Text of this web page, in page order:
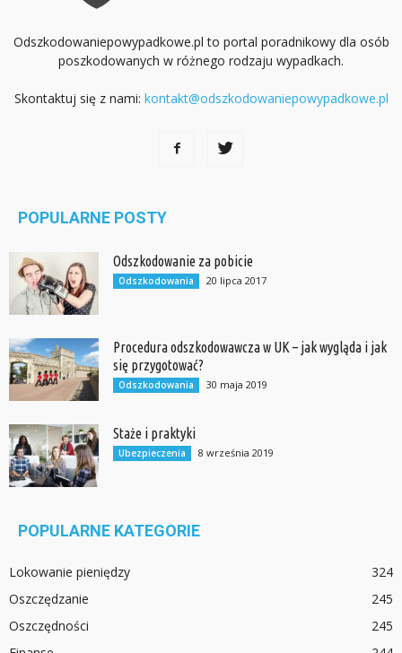
Odszkodowaniepowypadkowe.pl to portal poradnikowy dla osób
poszkodowanych w różnego rodzaju wypadkach.
Skontaktuj się z nami: kontakt@odszkodowaniepowypadkowe.pl
POPULARNE POSTY
Odszkodowanie za pobicie
Odszkodowania 20 lipca 2017
Procedura odszkodowawcza w UK – jak wygląda i jak
się przygotować?
Odszkodowania 30 maja 2019
Staże i praktyki
Ubezpieczenia 8 września 2019
POPULARNE KATEGORIE
Lokowanie pieniędzy
324
Oszczędzanie
245
Oszczędności
245